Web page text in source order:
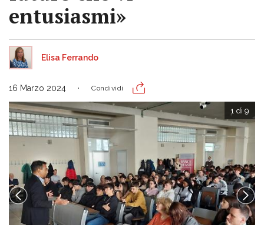
entusiasmi»
Elisa Ferrando
16 Marzo 2024 Condividi
1 di 9